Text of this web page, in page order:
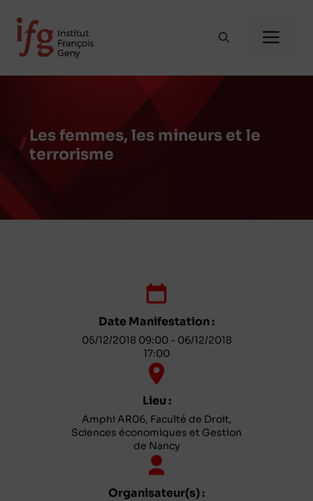
contenu
Les femmes, les mineurs et le
terrorisme
Date Manifestation :
05/12/2018 09:00 - 06/12/2018
17:00
Lieu :
Amphi AR06, Faculté de Droit,
Sciences économiques et Gestion
de Nancy
Organisateur(s) :